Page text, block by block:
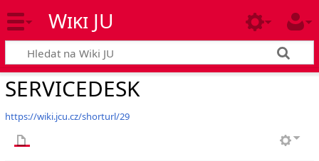
Wiki JU
SERVICEDESK
https://wiki.jcu.cz/shorturl/29